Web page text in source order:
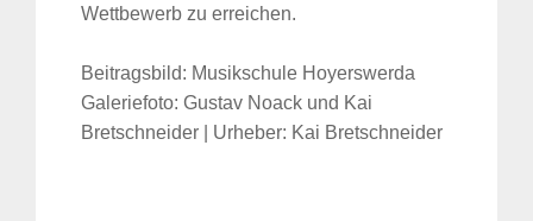
Wettbewerb zu erreichen.
Beitragsbild: Musikschule Hoyerswerda
Galeriefoto: Gustav Noack und Kai
Bretschneider | Urheber: Kai Bretschneider